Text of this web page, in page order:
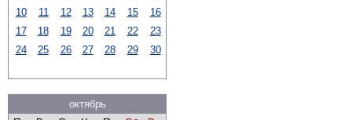
10
11 12 13 14 15
16
17
18 19 20 21 22
23
24
25 26 27 28 29 30
октябрь